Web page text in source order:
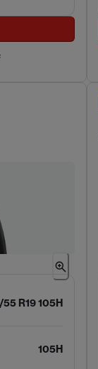
R19 105H
105H